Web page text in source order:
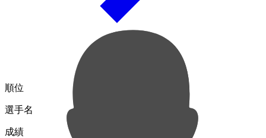
順位
選手名
成績